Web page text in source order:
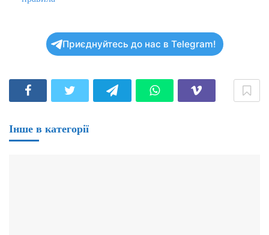
Приєднуйтесь до нас в Telegram!
Інше в категорії